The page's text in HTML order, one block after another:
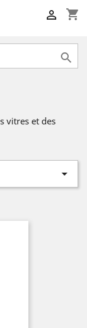
shopping_cart


vitres et des
